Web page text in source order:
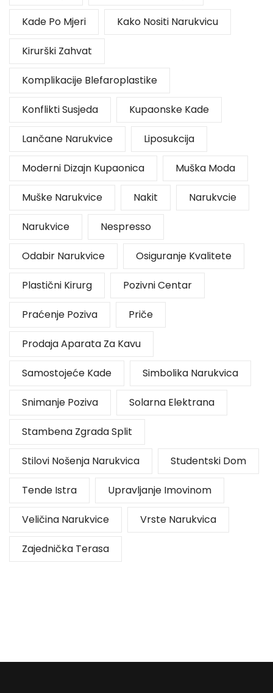
Kade Po Mjeri Kako Nositi Narukvicu
Kirurški Zahvat
Komplikacije Blefaroplastike
Konflikti Susjeda Kupaonske Kade
Lančane Narukvice Liposukcija
Moderni Dizajn Kupaonica Muška Moda
Muške Narukvice Nakit Narukvcie
Narukvice Nespresso
Odabir Narukvice Osiguranje Kvalitete
Plastični Kirurg Pozivni Centar
Praćenje Poziva Priče
Prodaja Aparata Za Kavu
Samostojeće Kade Simbolika Narukvica
Snimanje Poziva Solarna Elektrana
Stambena Zgrada Split
Stilovi Nošenja Narukvica Studentski Dom
Tende Istra Upravljanje Imovinom
Veličina Narukvice Vrste Narukvica
Zajednička Terasa